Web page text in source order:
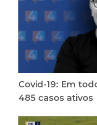
Covid-19: Em
485 casos ativos